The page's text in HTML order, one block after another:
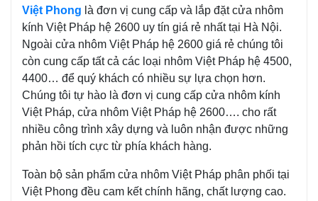
Việt Phong là đơn vị cung cấp và lắp đặt cửa nhôm
kính Việt Pháp hệ 2600 uy tín giá rẻ nhất tại Hà Nội.
Ngoài cửa nhôm Việt Pháp hệ 2600 giá rẻ chúng tôi
còn cung cấp tất cả các loại nhôm Việt Pháp hệ 4500,
4400… để quý khách có nhiều sự lựa chọn hơn.
Chúng tôi tự hào là đơn vị cung cấp cửa nhôm kính
Việt Pháp, cửa nhôm Việt Pháp hệ 2600…. cho rất
nhiều công trình xây dựng và luôn nhận được những
phản hồi tích cực từ phía khách hàng.
Toàn bộ sản phẩm cửa nhôm Việt Pháp phân phối tại
Việt Phong đều cam kết chính hãng, chất lượng cao.